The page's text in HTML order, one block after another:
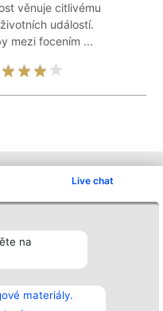
Live chat
na
materiály.
věnuje citlivému
událostí.
mezi focením ...
kraje
Kontakt